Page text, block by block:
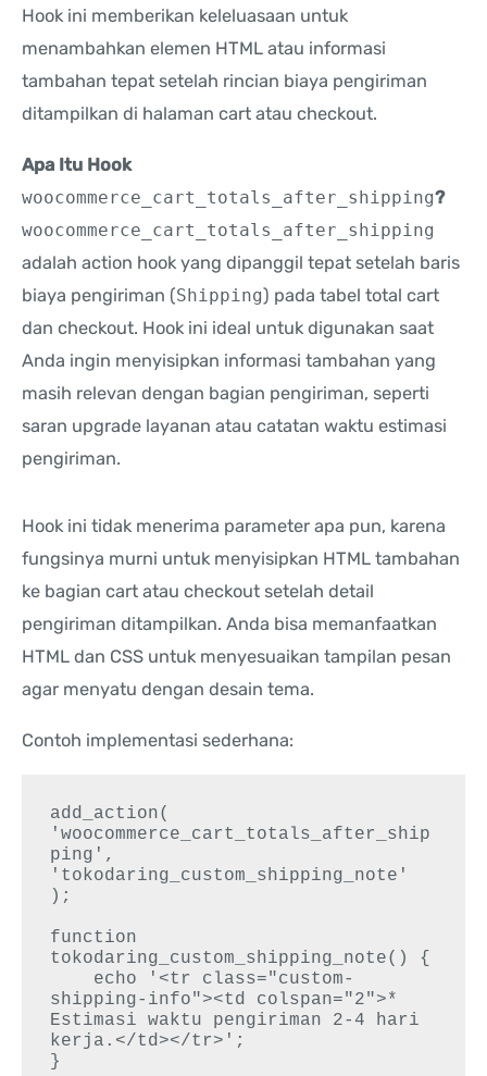
Hook ini memberikan keleluasaan untuk
menambahkan elemen HTML atau informasi
tambahan tepat setelah rincian biaya pengiriman
ditampilkan di halaman cart atau checkout.
Apa Itu Hook
woocommerce_cart_totals_after_shipping?
woocommerce_cart_totals_after_shipping
adalah action hook yang dipanggil tepat setelah baris
biaya pengiriman (Shipping) pada tabel total cart
dan checkout. Hook ini ideal untuk digunakan saat
Anda ingin menyisipkan informasi tambahan yang
masih relevan dengan bagian pengiriman, seperti
saran upgrade layanan atau catatan waktu estimasi
pengiriman.
Hook ini tidak menerima parameter apa pun, karena
fungsinya murni untuk menyisipkan HTML tambahan
ke bagian cart atau checkout setelah detail
pengiriman ditampilkan. Anda bisa memanfaatkan
HTML dan CSS untuk menyesuaikan tampilan pesan
agar menyatu dengan desain tema.
Contoh implementasi sederhana:
add_action(
'woocommerce_cart_totals_after_ship
ping',
'tokodaring_custom_shipping_note'
);
function
tokodaring_custom_shipping_note() {
shipping-info"><td colspan="2">*
Estimasi waktu pengiriman 2-4 hari
kerja.</td></tr>';